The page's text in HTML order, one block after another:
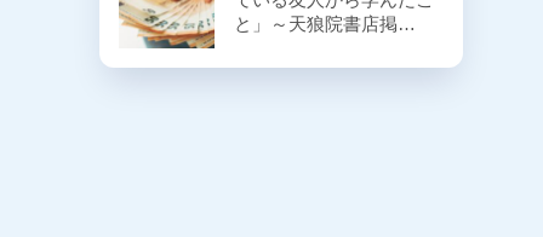
と」～天狼院書店掲…